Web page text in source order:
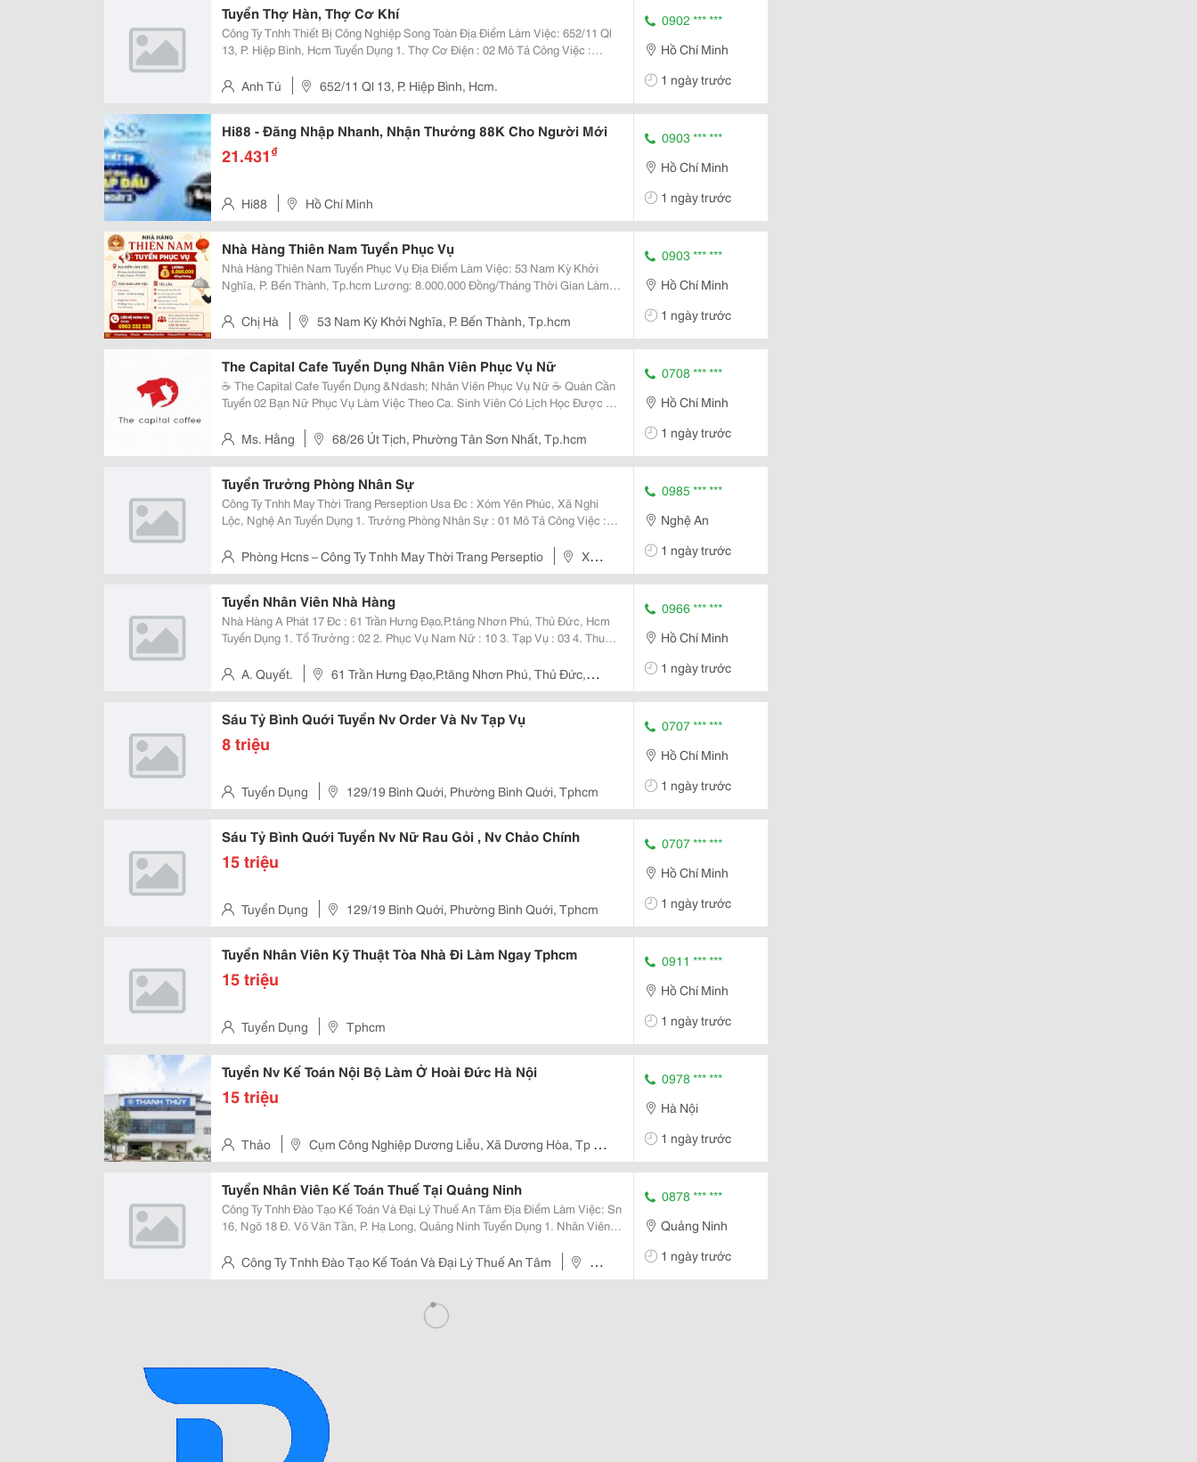
Tuyển Thợ Hàn, Thợ Cơ Khí
Công Ty Tnhh Thiết Bị Công Nghiệp Song Toàn Địa Điểm Làm Việc: 652/11 Ql
13, P. Hiệp Bình, Hcm Tuyển Dụng 1. Thợ Cơ Điện : 02 Mô Tả Công Việc :
Khuấy Và Các Sản Phẩm Có...
Anh Tú 652/11 Ql 13, P. Hiệp Bình, Hcm.
0902 *** ***
Hồ Chí Minh
1 ngày trước
Hi88 - Đăng Nhập Nhanh, Nhận Thưởng 88K Cho Người Mới
21.431 ₫
Hi88 Hồ Chí Minh
0903 *** ***
Hồ Chí Minh
1 ngày trước
Nhà Hàng Thiên Nam Tuyển Phục Vụ
Nhà Hàng Thiên Nam Tuyển Phục Vụ Địa Điểm Làm Việc: 53 Nam Kỳ Khởi
Nghĩa, P. Bến Thành, Tp.hcm Lương: 8.000.000 Đồng/Tháng Thời Gian Làm
Tiếng (Theo Sự Sắp Xếp...
Chị Hà 53 Nam Kỳ Khởi Nghĩa, P. Bến Thành, Tp.hcm
0903 *** ***
Hồ Chí Minh
1 ngày trước
The Capital Cafe Tuyển Dụng Nhân Viên Phục Vụ Nữ
☕️ The Capital Cafe Tuyển Dụng &Ndash; Nhân Viên Phục Vụ Nữ ☕️ Quán Cần
Tuyển 02 Bạn Nữ Phục Vụ Làm Việc Theo Ca. Sinh Viên Có Lịch Học Được Hỗ
&Bull; Nhiệt Tình, Vui Vẻ, Hòa...
Ms. Hằng 68/26 Út Tịch, Phường Tân Sơn Nhất, Tp.hcm
0708 *** ***
Hồ Chí Minh
1 ngày trước
Tuyển Trưởng Phòng Nhân Sự
Công Ty Tnhh May Thời Trang Perseption Usa Đc : Xóm Yên Phúc, Xã Nghi
Lộc, Nghệ An Tuyển Dụng 1. Trưởng Phòng Nhân Sự : 01 Mô Tả Công Việc :
Khai Chiến Lược, Chính...
Phòng Hcns – Công Ty Tnhh May Thời Trang Perseptio
Xóm
Yên Phúc, Xã Nghi Lộc, Nghệ An.
0985 *** ***
Nghệ An
1 ngày trước
Tuyển Nhân Viên Nhà Hàng
Nhà Hàng A Phát 17 Đc : 61 Trần Hưng Đạo,P.tăng Nhơn Phú, Thủ Đức, Hcm
Tuyển Dụng 1. Tổ Trưởng : 02 2. Phục Vụ Nam Nữ : 10 3. Tạp Vụ : 03 4. Thu
Khi Phỏng...
A. Quyết.
61 Trần Hưng Đạo,P.tăng Nhơn Phú, Thủ Đức,
Hcm.
0966 *** ***
Hồ Chí Minh
1 ngày trước
Sáu Tỷ Bình Quới Tuyển Nv Order Và Nv Tạp Vụ
8 triệu
Tuyển Dụng 129/19 Bình Quới, Phường Bình Quới, Tphcm
0707 *** ***
Hồ Chí Minh
1 ngày trước
Sáu Tỷ Bình Quới Tuyển Nv Nữ Rau Gỏi , Nv Chảo Chính
15 triệu
Tuyển Dụng 129/19 Bình Quới, Phường Bình Quới, Tphcm
0707 *** ***
Hồ Chí Minh
1 ngày trước
Tuyển Nhân Viên Kỹ Thuật Tòa Nhà Đi Làm Ngay Tphcm
15 triệu
Tuyển Dụng Tphcm
0911 *** ***
Hồ Chí Minh
1 ngày trước
Tuyển Nv Kế Toán Nội Bộ Làm Ở Hoài Đức Hà Nội
15 triệu
Thảo
Cụm Công Nghiệp Dương Liễu, Xã Dương Hòa, Tp Hà
Nội
0978 *** ***
Hà Nội
1 ngày trước
Tuyển Nhân Viên Kế Toán Thuế Tại Quảng Ninh
Công Ty Tnhh Đào Tạo Kế Toán Và Đại Lý Thuế An Tâm Địa Điểm Làm Việc: Sn
16, Ngõ 18 Đ. Võ Văn Tần, P. Hạ Long, Quảng Ninh Tuyển Dụng 1. Nhân Viên
Quan Đến Kế Toán Thuế...
Công Ty Tnhh Đào Tạo Kế Toán Và Đại Lý Thuế An Tâm
Sn
16, Ngõ 18 Đ. Võ Văn Tần, P. Hạ Long, Quảng Ninh.
0878 *** ***
Quảng Ninh
1 ngày trước